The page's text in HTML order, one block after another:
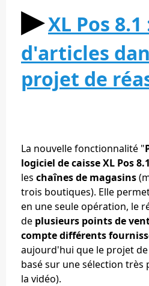
▶︎XL Pos
d'articles
projet de
La nouvelle fonctionnalité "
logiciel de caisse XL Pos 8.1
les chaînes de magasins
trois boutiques). Elle
en une seule opération, le
de plusieurs points de
compte différents
aujourd'hui que le projet
basé sur une sélection très
la vidéo).